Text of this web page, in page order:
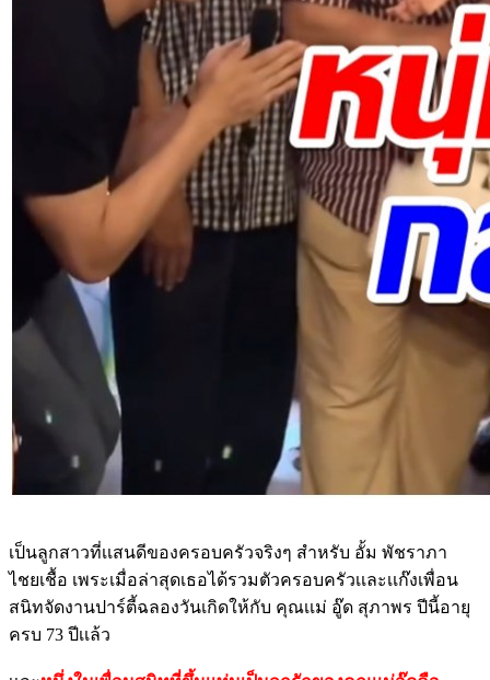
เป็นลูกสาวที่เเสนดีของครอบครัวจริงๆ สำหรับ อั้ม พัชราภา
ไชยเชื้อ เพระเมื่อล่าสุดเธอได้รวมตัวครอบครัวเเละเเก๊งเพื่อน
สนิทจัดงานปาร์ตี้ฉลองวันเกิดให้กับ คุณเเม่ อู๊ด สุภาพร ปีนี้อายุ
ครบ 73 ปีเเล้ว